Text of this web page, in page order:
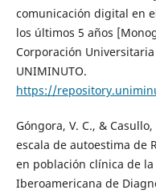
comunicación digital en
los últimos 5 años
Corporación
UNIMINUTO.
https://
Góngora, V. C., &
escala de autoestima de
en población clínica de
Iberoamericana de